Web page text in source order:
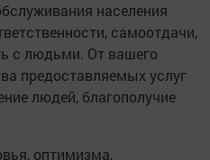
населения
самоотдачи,
с людьми. От вашего
предоставляемых услуг
людей, благополучие
оптимизма,